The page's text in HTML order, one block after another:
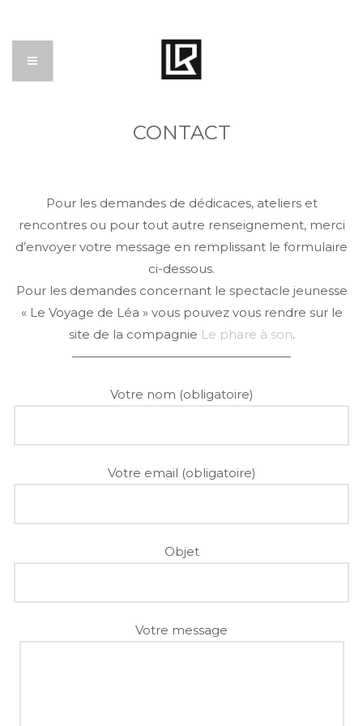
CONTACT
Pour les demandes de dédicaces, ateliers et
rencontres ou pour tout autre renseignement, merci
d’envoyer votre message en remplissant le formulaire
ci-dessous.
Pour les demandes concernant le spectacle jeunesse
« Le Voyage de Léa » vous pouvez vous rendre sur le
site de la compagnie Le phare à son.
——————————————————
Votre nom (obligatoire)
Votre email (obligatoire)
Objet
Votre message